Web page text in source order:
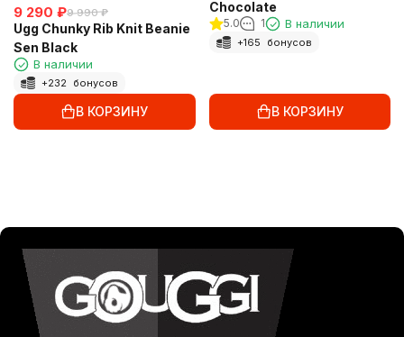
9 290 ₽9 990 ₽
Ugg Chunky Rib Knit Beanie
Sen Black
В наличии
+232 бонусов
В КОРЗИНУ
Chocolate
5.0 1 В наличии
+165 бонусов
В КОРЗИНУ